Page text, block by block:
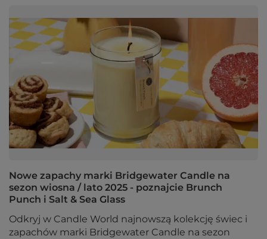
Nowe zapachy marki Bridgewater Candle na
sezon wiosna / lato 2025 - poznajcie Brunch
Punch i Salt & Sea Glass
Odkryj w Candle World najnowszą kolekcję świec i
zapachów marki Bridgewater Candle na sezon